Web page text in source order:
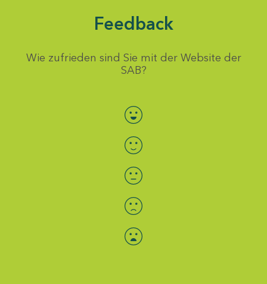
Feedback
Wie zufrieden sind Sie mit der Website der
SAB?
Bewertung auswählen